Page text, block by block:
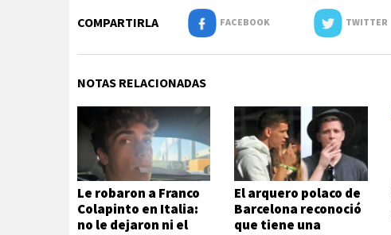
COMPARTIRLA FACEBOOK TWITTER
NOTAS RELACIONADAS
Le robaron a Franco
Colapinto en Italia:
no le dejaron ni el
El arquero polaco de
Barcelona reconoció
que tiene una